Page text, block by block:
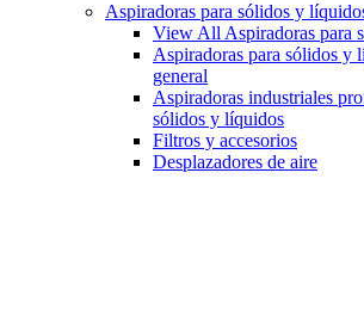
Aspiradoras para sólidos y
View All Aspiradoras para
Aspiradoras para sólidos y
general
Aspiradoras industriales
sólidos y líquidos
Filtros y accesorios
Desplazadores de aire